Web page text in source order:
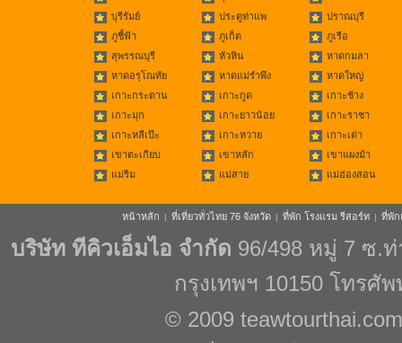
บุรีรัมย์
ประตูท่าแพ
ปราณบุรี
ภูชี้ฟ้า
ภูเก็ต
ภูเรือ
สุพรรณบุรี
หัวหิน
หาดกมลา
หาดอรุโณทัย
หาดแม่รำพึง
หาดใหญ่
เกาะกระดาน
เกาะกูด
เกาะช้าง
เกาะมุก
เกาะยาวน้อย
เกาะราชา
เกาะหลีเป๊ะ
เกาะหวาย
เกาะเต่า
เขาตะเกียบ
เขาหลัก
เขาแผงม้า
แม่ริม
แม่สาย แม่ฮ่องสอน
หน้าหลัก | ที่เที่ยวทั่วไทย 76 จังหวัด | ที่พัก โรงแรม รีสอร์ท | ที่พัก
บริษัท ทีคิวเอ็มไอ จำกัด 96/498 หมู่ 7 ซ.
กรุงเทพฯ 10150 โทรศั
© 2009 teawtourthai.com